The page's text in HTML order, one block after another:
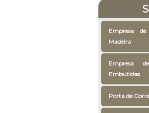
Empresa
Madeira
Empresa
Embutidas
Porta de